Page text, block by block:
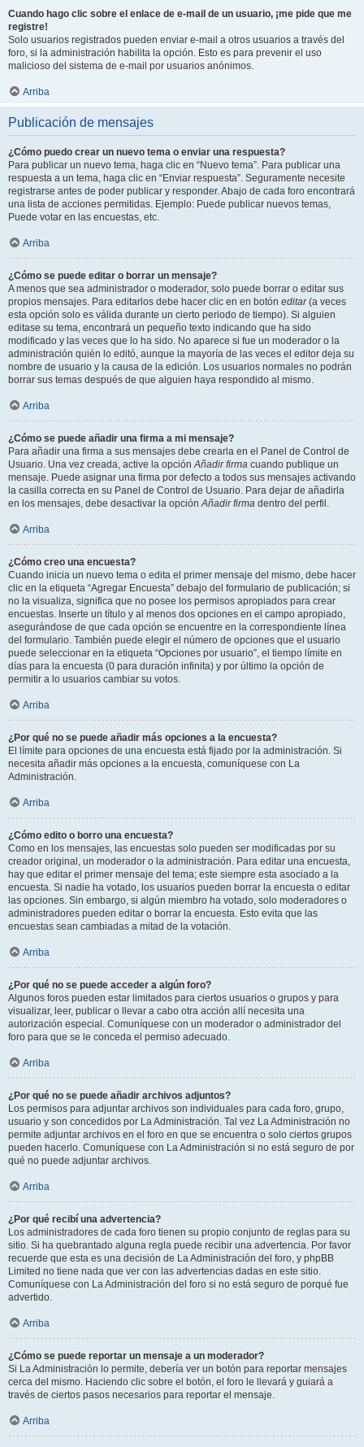
Cuando hago clic sobre el enlace de e-mail de un usuario, ¡me pide que me
registre!
Solo usuarios registrados pueden enviar e-mail a otros usuarios a través del
foro, si la administración habilita la opción. Esto es para prevenir el uso
malicioso del sistema de e-mail por usuarios anónimos.
Arriba
Publicación de mensajes
¿Cómo puedo crear un nuevo tema o enviar una respuesta?
Para publicar un nuevo tema, haga clic en “Nuevo tema”. Para publicar una
respuesta a un tema, haga clic en “Enviar respuesta”. Seguramente necesite
registrarse antes de poder publicar y responder. Abajo de cada foro encontrará
una lista de acciones permitidas. Ejemplo: Puede publicar nuevos temas,
Puede votar en las encuestas, etc.
Arriba
¿Cómo se puede editar o borrar un mensaje?
A menos que sea administrador o moderador, solo puede borrar o editar sus
propios mensajes. Para editarlos debe hacer clic en en botón editar(a veces
esta opción solo es válida durante un cierto periodo de tiempo). Si alguien
editase su tema, encontrará un pequeño texto indicando que ha sido
modificado y las veces que lo ha sido. No aparece si fue un moderador o la
administración quién lo editó, aunque la mayoría de las veces el editor deja su
nombre de usuario y la causa de la edición. Los usuarios normales no podrán
borrar sus temas después de que alguien haya respondido al mismo.
Arriba
¿Cómo se puede añadir una firma a mi mensaje?
Para añadir una firma a sus mensajes debe crearla en el Panel de Control de
Usuario. Una vez creada, active la opciónAñadir firma cuando publique un
mensaje. Puede asignar una firma por defecto a todos sus mensajes activando
la casilla correcta en su Panel de Control de Usuario. Para dejar de añadirla
en los mensajes, debe desactivar la opciónAñadir firma dentro del perfil.
Arriba
¿Cómo creo una encuesta?
Cuando inicia un nuevo tema o edita el primer mensaje del mismo, debe hacer
clic en la etiqueta “Agregar Encuesta” debajo del formulario de publicación; si
no la visualiza, significa que no posee los permisos apropiados para crear
encuestas. Inserte un título y al menos dos opciones en el campo apropiado,
asegurándose de que cada opción se encuentre en la correspondiente línea
del formulario. También puede elegir el número de opciones que el usuario
puede seleccionar en la etiqueta “Opciones por usuario”, el tiempo límite en
días para la encuesta (0 para duración infinita) y por último la opción de
permitir a lo usuarios cambiar su votos.
Arriba
¿Por qué no se puede añadir más opciones a la encuesta?
El límite para opciones de una encuesta está fijado por la administración. Si
necesita añadir más opciones a la encuesta, comuníquese con La
Administración.
Arriba
¿Cómo edito o borro una encuesta?
Como en los mensajes, las encuestas solo pueden ser modificadas por su
creador original, un moderador o la administración. Para editar una encuesta,
hay que editar el primer mensaje del tema; este siempre esta asociado a la
encuesta. Si nadie ha votado, los usuarios pueden borrar la encuesta o editar
las opciones. Sin embargo, si algún miembro ha votado, solo moderadores o
administradores pueden editar o borrar la encuesta. Esto evita que las
encuestas sean cambiadas a mitad de la votación.
Arriba
¿Por qué no se puede acceder a algún foro?
Algunos foros pueden estar limitados para ciertos usuarios o grupos y para
visualizar, leer, publicar o llevar a cabo otra acción allí necesita una
autorización especial. Comuníquese con un moderador o administrador del
foro para que se le conceda el permiso adecuado.
Arriba
¿Por qué no se puede añadir archivos adjuntos?
Los permisos para adjuntar archivos son individuales para cada foro, grupo,
usuario y son concedidos por La Administración. Tal vez La Administración no
permite adjuntar archivos en el foro en que se encuentra o solo ciertos grupos
pueden hacerlo. Comuníquese con La Administración si no está seguro de por
qué no puede adjuntar archivos.
Arriba
¿Por qué recibí una advertencia?
Los administradores de cada foro tienen su propio conjunto de reglas para su
sitio. Si ha quebrantado alguna regla puede recibir una advertencia. Por favor
recuerde que esta es una decisión de La Administración del foro, y phpBB
Limited no tiene nada que ver con las advertencias dadas en este sitio.
Comuníquese con La Administración del foro si no está seguro de porqué fue
advertido.
Arriba
¿Cómo se puede reportar un mensaje a un moderador?
Si La Administración lo permite, debería ver un botón para reportar mensajes
cerca del mismo. Haciendo clic sobre el botón, el foro le llevará y guiará a
través de ciertos pasos necesarios para reportar el mensaje.
Arriba